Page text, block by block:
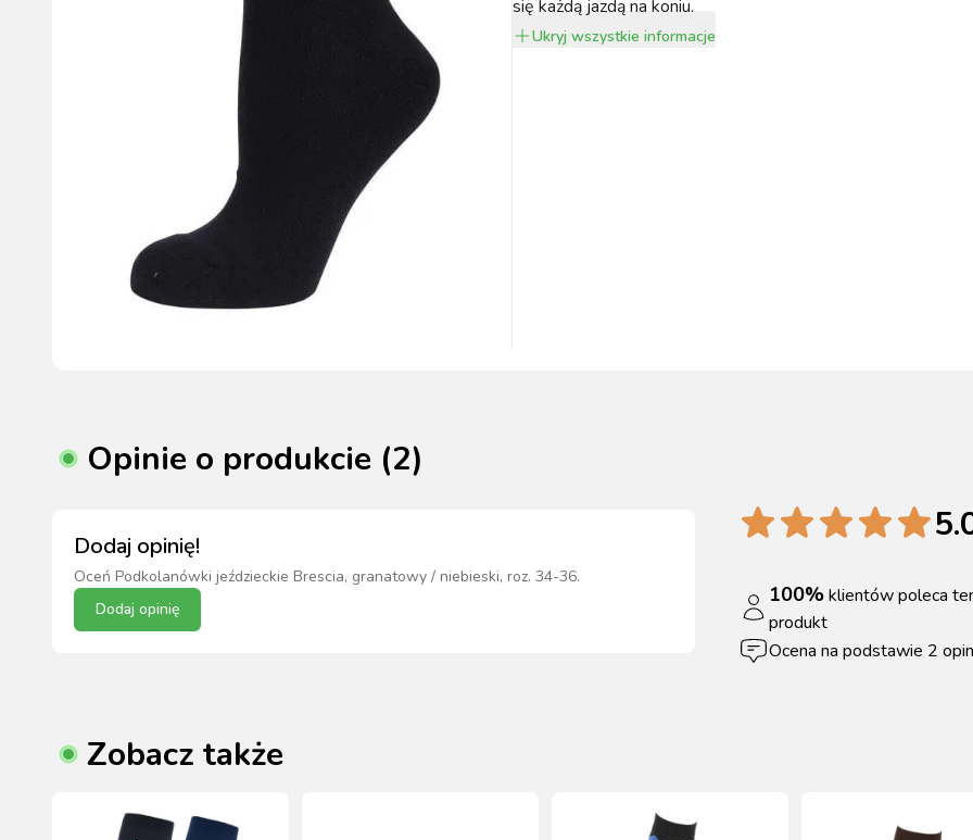
się każdą jazdą na koniu.
Ukryj wszystkie informacje
Opinie o produkcie (2)
Dodaj opinię!
Oceń Podkolanówki jeździeckie Brescia, granatowy / niebieski, roz. 34-36.
Dodaj opinię
100%klientów poleca
produkt
Ocena na podstawie 2
Zobacz także